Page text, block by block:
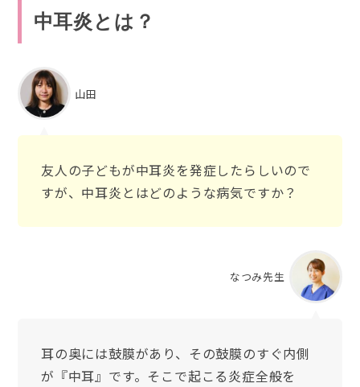
中耳炎とは？
山田
友人の子どもが中耳炎を発症したらしいので
すが、中耳炎とはどのような病気ですか？
なつみ先生
耳の奥には鼓膜があり、その鼓膜のすぐ内側
が『中耳』です。そこで起こる炎症全般を